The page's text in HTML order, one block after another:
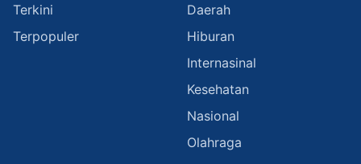
Terkini
Terpopuler
Daerah
Hiburan
Internasinal
Kesehatan
Nasional
Olahraga